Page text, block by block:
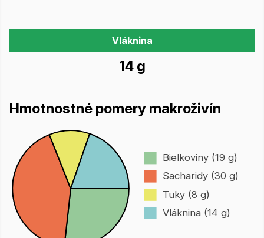
Vláknina
14 g
Hmotnostné pomery makroživín
Bielkoviny (19 g)
Sacharidy (30 g)
Tuky (8 g)
Vláknina (14 g)